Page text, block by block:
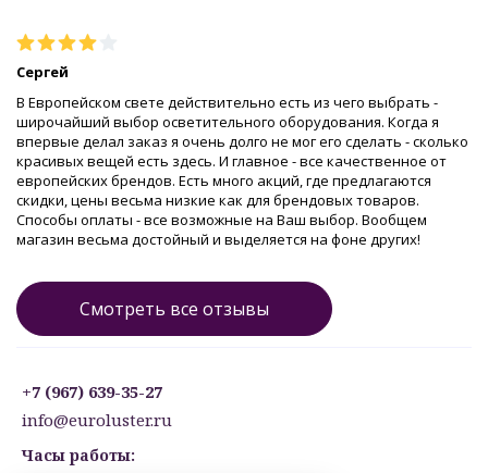
Сергей
В Европейском свете действительно есть из чего выбрать -
широчайший выбор осветительного оборудования. Когда я
впервые делал заказ я очень долго не мог его сделать - сколько
красивых вещей есть здесь. И главное - все качественное от
европейских брендов. Есть много акций, где предлагаются
скидки, цены весьма низкие как для брендовых товаров.
Способы оплаты - все возможные на Ваш выбор. Вообщем
магазин весьма достойный и выделяется на фоне других!
Смотреть все отзывы
+7 (967) 639-35-27
info@euroluster.ru
Часы работы: